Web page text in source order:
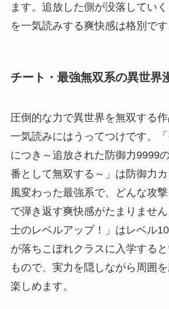
ます。追放した側が没落してい
を一気読みする爽快感は格別です
チート・最強無双系の異世界
圧倒的な力で異世界を無双する
一気読みにはうってつけです。
につき～追放された防御力9999
番として無双する～」は防御力
風変わった最強系で、どんな攻
で弾き返す爽快感がたまりませ
士のレベルアップ！」はレベル
が落ちこぼれクラスに入学する
もので、実力を隠しながら周囲
楽しめます。